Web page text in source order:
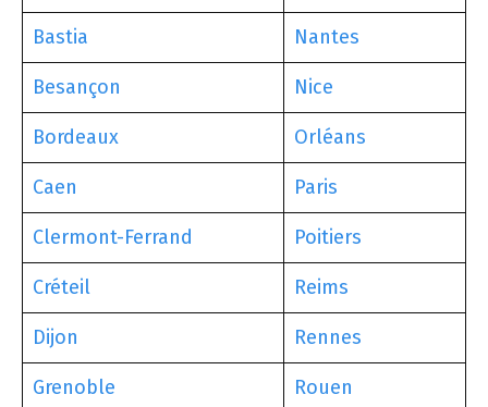
Bastia Nantes
Besançon Nice
Bordeaux Orléans
Caen Paris
Clermont-Ferrand Poitiers
Créteil Reims
Dijon Rennes
Grenoble Rouen